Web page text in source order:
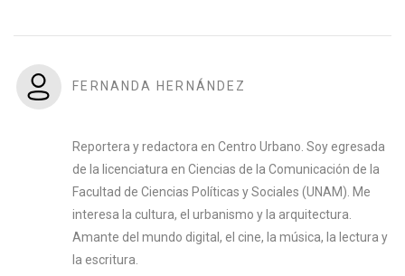
FERNANDA HERNÁNDEZ
Reportera y redactora en Centro Urbano. Soy egresada
de la licenciatura en Ciencias de la Comunicación de la
Facultad de Ciencias Políticas y Sociales (UNAM). Me
interesa la cultura, el urbanismo y la arquitectura.
Amante del mundo digital, el cine, la música, la lectura y
la escritura.